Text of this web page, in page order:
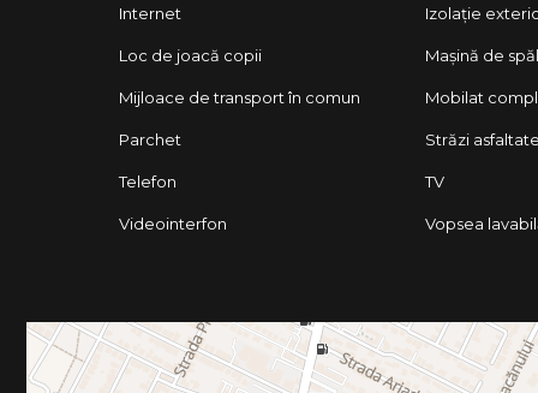
Internet Izolație
Loc de joacă copii Mașină de
Mijloace de transport în comun Mobilat
Parchet Străzi asfaltate
Telefon TV
Videointerfon Vopsea